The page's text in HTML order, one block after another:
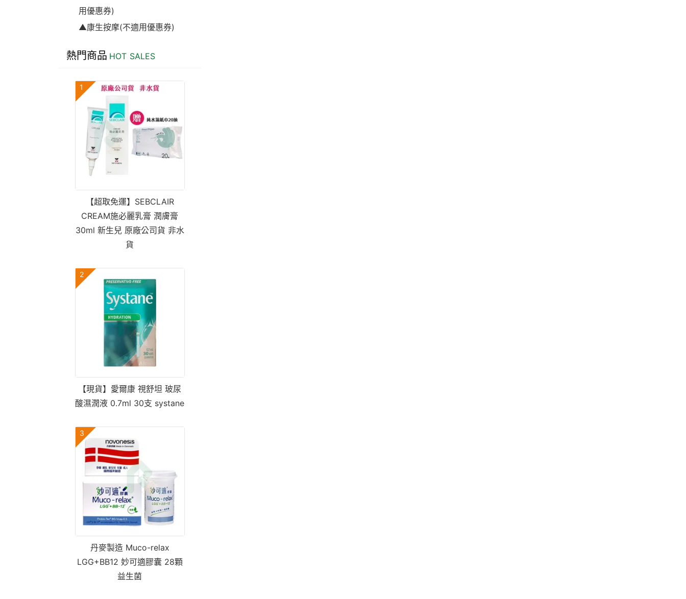
用優惠券)
▲康生按摩(不適用優惠券)
熱門商品 HOT SALES
1
【超取免運】SEBCLAIR
CREAM施必麗乳膏 潤膚膏
30ml 新生兒 原廠公司貨 非水
貨
2
【現貨】愛爾康 視舒坦 玻尿
酸濕潤液 0.7ml 30支 systane
3
丹麥製造 Muco-relax
LGG+BB12 妙可適膠囊 28顆
益生菌